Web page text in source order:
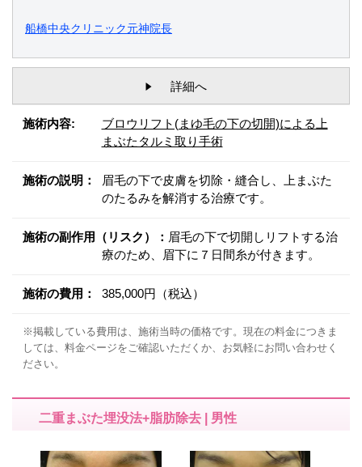
船橋中央クリニック元神院長
詳細へ
施術内容:
ブロウリフト(まゆ毛の下の切開)による上
まぶたタルミ取り手術
施術の説明：
眉毛の下で皮膚を切除・縫合し、上まぶた
のたるみを解消する治療です。
施術の副作用（リスク）： 眉毛の下で切開しリフトする治
療のため、眉下に７日間糸が付きます。
施術の費用： 385,000円（税込）
※掲載している費用は、施術当時の価格です。現在の料金につきま
しては、料金ページをご確認いただくか、お気軽にお問い合わせく
ださい。
二重まぶた埋没法+脂肪除去 | 男性